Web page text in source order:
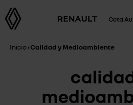
RENAULT Cota
Inicio›Calidad y Medioambiente